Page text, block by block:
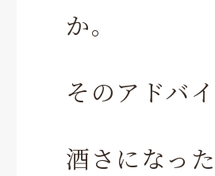
か。
そのアドバ
酒さになっ